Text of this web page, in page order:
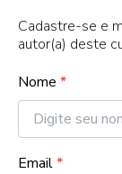
Cadastre-se e
autor(a) deste
Nome *
Email*